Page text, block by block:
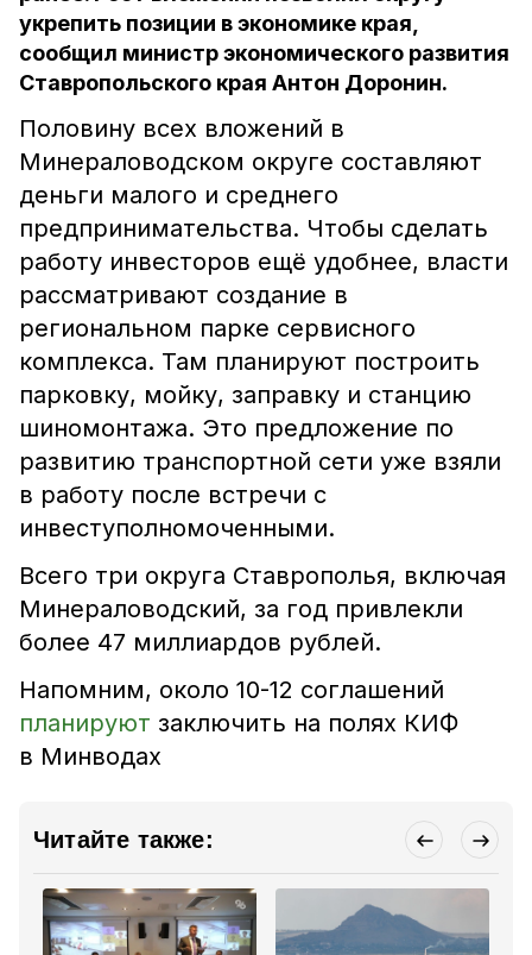
укрепить позиции в экономике края,
сообщил министр экономического развития
Ставропольского края Антон Доронин.
Половину всех вложений в
Минераловодском округе составляют
деньги малого и среднего
предпринимательства. Чтобы сделать
работу инвесторов ещё удобнее, власти
рассматривают создание в
региональном парке сервисного
комплекса. Там планируют построить
парковку, мойку, заправку и станцию
шиномонтажа. Это предложение по
развитию транспортной сети уже взяли
в работу после встречи с
инвеступолномоченными.
Всего три округа Ставрополья, включая
Минераловодский, за год привлекли
более 47 миллиардов рублей.
Напомним, около 10-12 соглашений
планируют заключить на полях КИФ
в Минводах
Читайте также: